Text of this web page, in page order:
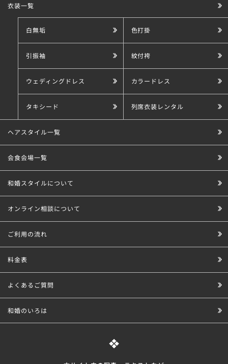
衣装一覧
白無垢 色打掛
引振袖 紋付袴
ウェディングドレス カラードレス
タキシード 列席衣装レンタル
ヘアスタイル一覧
会食会場一覧
和婚スタイルについて
オンライン相談について
ご利用の流れ
料金表
よくあるご質問
和婚のいろは